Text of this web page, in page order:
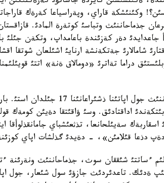
وكئنئشكة قاراي، وپةراسياعا كةرةك
جذماحاننئث وتباسئ كوتةرة المادئ.
جاعدايدئ دةر كةزئندة باعامداپ، وتكةن جئلئ
شامالارئ جةتكةنشة ارنايئ اشئلعان شوتقا
دراما تةاترئ «دومالاق ةنة» اتتئ
«جذماحاننئث جول اپاتئنا
بئتكةندئ اداقتادئق. وسئ ؤاقئتقا دةيئن
اسقاربةك سةيئلحانعا، تذثعئشباي
دذعا قئلامئن»، - دةيدئ گذلشات اپاي
ءساتتئ شئققان سوث، جذماحاننئث ونةرئنة
ةدئك. تاعدئردئث جازؤئ سول شئعار، جول